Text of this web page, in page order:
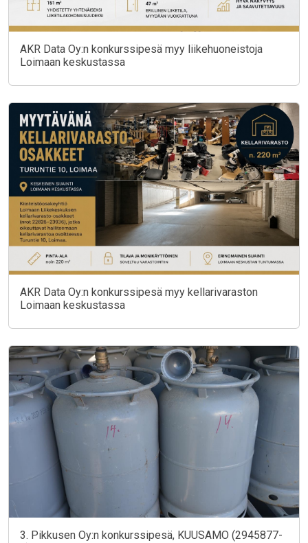
AKR Data Oy:n konkurssipesä myy liikehuoneistoja
Loimaan keskustassa
AKR Data Oy:n konkurssipesä myy kellarivaraston
Loimaan keskustassa
3. Pikkusen Oy:n konkurssipesä, KUUSAMO (2945877-